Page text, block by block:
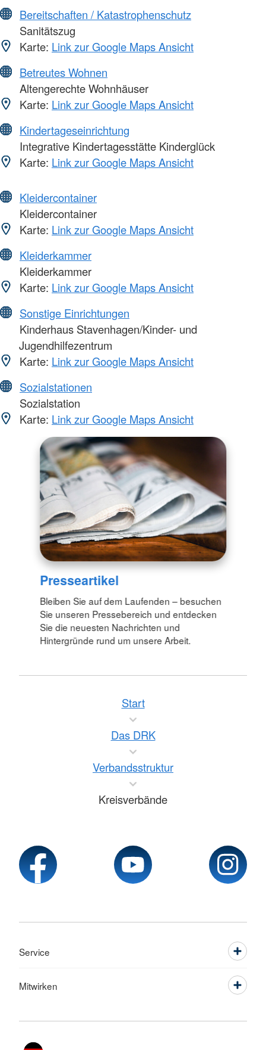
Bereitschaften / Katastrophenschutz
Sanitätszug
Karte: Link zur Google Maps Ansicht
Betreutes Wohnen
Altengerechte Wohnhäuser
Karte: Link zur Google Maps Ansicht
Kindertageseinrichtung
Integrative Kindertagesstätte Kinderglück
Karte: Link zur Google Maps Ansicht
Kleidercontainer
Kleidercontainer
Karte: Link zur Google Maps Ansicht
Kleiderkammer
Kleiderkammer
Karte: Link zur Google Maps Ansicht
Sonstige Einrichtungen
Kinderhaus Stavenhagen/Kinder- und
Jugendhilfezentrum
Karte: Link zur Google Maps Ansicht
Sozialstationen
Sozialstation
Karte: Link zur Google Maps Ansicht
Presseartikel
Bleiben Sie auf dem Laufenden – besuchen
Sie unseren Pressebereich und entdecken
Sie die neuesten Nachrichten und
Hintergründe rund um unsere Arbeit.
Start
Das DRK
Verbandsstruktur
Kreisverbände
Service
Mitwirken
Sprache wechseln zu